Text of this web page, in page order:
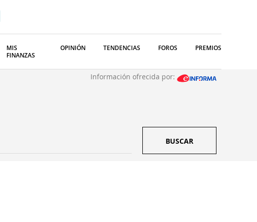
MIS
FINANZAS
OPINIÓN TENDENCIAS FOROS PREMIOS
Información ofrecida por:
BUSCAR